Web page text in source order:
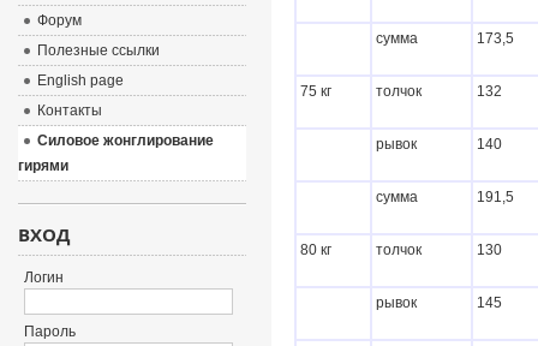
сумма 173,5
75 кг толчок 132
рывок 140
сумма 191,5
80 кг толчок 130
рывок 145
Форум
Полезные ссылки
English page
Контакты
Силовое жонглирование
гирями
ВХОД
Логин
Пароль